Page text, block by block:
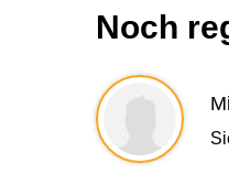
Noch